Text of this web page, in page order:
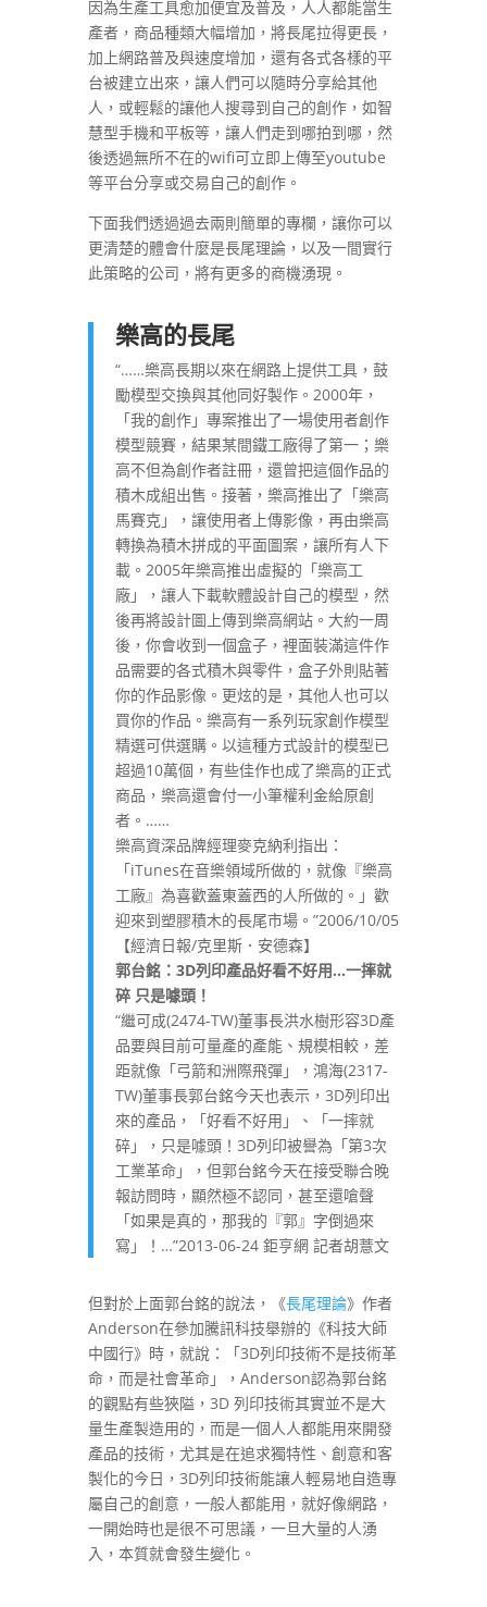
因為生產工具愈加便宜及普及，人人都能當生
產者，商品種類大幅增加，將長尾拉得更長，
加上網路普及與速度增加，還有各式各樣的平
台被建立出來，讓人們可以隨時分享給其他
人，或輕鬆的讓他人搜尋到自己的創作，如智
慧型手機和平板等，讓人們走到哪拍到哪，然
後透過無所不在的wifi可立即上傳至youtube
等平台分享或交易自己的創作。
下面我們透過過去兩則簡單的專欄，讓你可以
更清楚的體會什麼是長尾理論，以及一間實行
此策略的公司，將有更多的商機湧現。
樂高的長尾
“……樂高長期以來在網路上提供工具，鼓
勵模型交換與其他同好製作。2000年，
「我的創作」專案推出了一場使用者創作
模型競賽，結果某間鐵工廠得了第一；樂
高不但為創作者註冊，還曾把這個作品的
積木成組出售。接著，樂高推出了「樂高
馬賽克」，讓使用者上傳影像，再由樂高
轉換為積木拼成的平面圖案，讓所有人下
載。2005年樂高推出虛擬的「樂高工
廠」，讓人下載軟體設計自己的模型，然
後再將設計圖上傳到樂高網站。大約一周
後，你會收到一個盒子，裡面裝滿這件作
品需要的各式積木與零件，盒子外則貼著
你的作品影像。更炫的是，其他人也可以
買你的作品。樂高有一系列玩家創作模型
精選可供選購。以這種方式設計的模型已
超過10萬個，有些佳作也成了樂高的正式
商品，樂高還會付一小筆權利金給原創
者。……
樂高資深品牌經理麥克納利指出：
「iTunes在音樂領域所做的，就像『樂高
工廠』為喜歡蓋東蓋西的人所做的。」歡
迎來到塑膠積木的長尾市場。”2006/10/05
【經濟日報/克里斯．安德森】
郭台銘：3D列印產品好看不好用…一摔就
碎 只是噱頭！
“繼可成(2474-TW)董事長洪水樹形容3D產
品要與目前可量產的產能、規模相較，差
距就像「弓箭和洲際飛彈」，鴻海(2317-
TW)董事長郭台銘今天也表示，3D列印出
來的產品，「好看不好用」、「一摔就
碎」，只是噱頭！3D列印被譽為「第3次
工業革命」，但郭台銘今天在接受聯合晚
報訪問時，顯然極不認同，甚至還嗆聲
「如果是真的，那我的『郭』字倒過來
寫」！…”2013-06-24 鉅亨網 記者胡薏文
但對於上面郭台銘的說法，《長尾理論》作者
Anderson在參加騰訊科技舉辦的《科技大師
中國行》時，就說：「3D列印技術不是技術革
命，而是社會革命」，Anderson認為郭台銘
的觀點有些狹隘，3D 列印技術其實並不是大
量生產製造用的，而是一個人人都能用來開發
產品的技術，尤其是在追求獨特性、創意和客
製化的今日，3D列印技術能讓人輕易地自造專
屬自己的創意，一般人都能用，就好像網路，
一開始時也是很不可思議，一旦大量的人湧
入，本質就會發生變化。